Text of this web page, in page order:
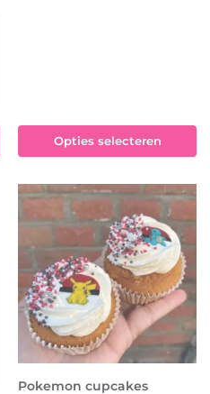
Opties selecteren
Pokemon cupcakes